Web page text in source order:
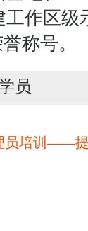
作区级
称号。
员
员培训——